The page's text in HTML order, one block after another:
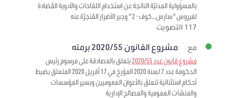
بالمسؤولية المدنيّة الناتجة عن استخدام اللقاحات والأدوية المُضادة
لفيروس " سارس – كوف - 2 " وجبر الأضرار المُنجرّة عنه
117 التصويت
مع مشروع القانون 2020/55 برمته
مشروع قانون عدد 2020/55
يتعلق بالمصادقة على مرسوم رئيس
الحكومة عدد 7 لسنة 2020 المؤرخ في 17 أفريل 2020 المتعلق بضبط
أحكام استثنائية تتعلق بالأعوان العموميين وبسير المؤسسات
والمنشآت العمومية والمصالح الإدارية